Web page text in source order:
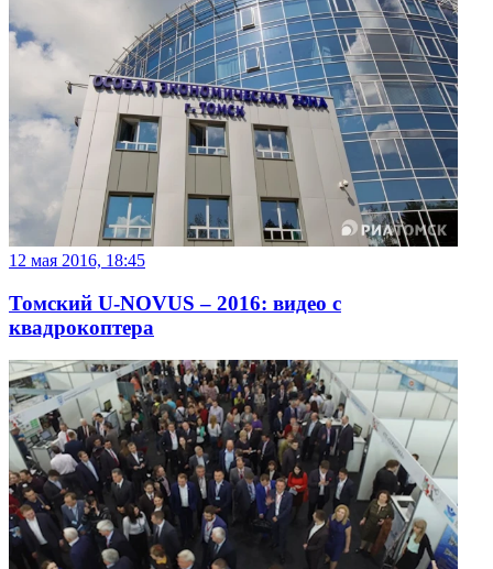
12 мая 2016, 18:45
Томский U-NOVUS – 2016: видео с
квадрокоптера